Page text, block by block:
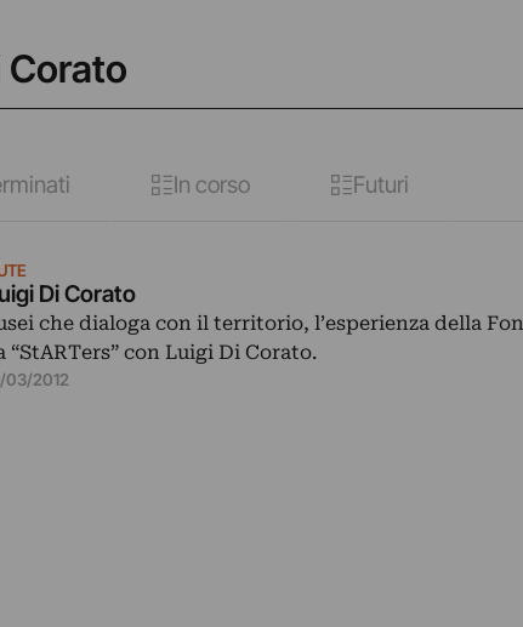
Corato
In corso Futuri
Di Corato
che dialoga con il territorio, l’esperienza della
“StARTers” con Luigi Di Corato.
03/2012